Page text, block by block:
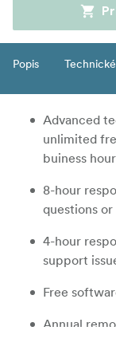
Popis
Advanced
unlimited
buiness
8-hour
questions
4-hour
support
Free
Annual